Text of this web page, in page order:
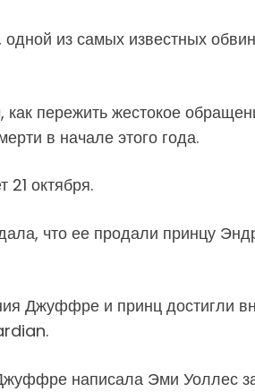
из самых известных
пережить жестокое
в начале этого года.
октября.
что ее продали принцу
и принц достигли
написала Эми Уоллес